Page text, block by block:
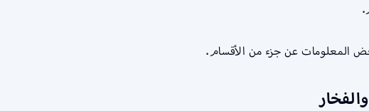
المعلومات عن جزء من الأقسام.